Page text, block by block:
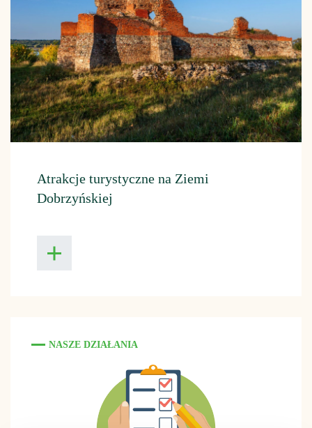
Atrakcje turystyczne na Ziemi
Dobrzyńskiej
NASZE DZIAŁANIA